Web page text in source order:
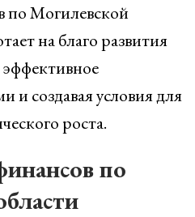
по Могилевской
на благо развития
эффективное
и создавая условия для
роста.
по